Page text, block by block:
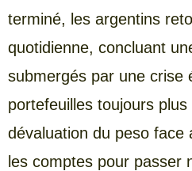
terminé, les argentins
quotidienne, concluant
submergés par une crise
portefeuilles toujours
dévaluation du peso face
les comptes pour passer